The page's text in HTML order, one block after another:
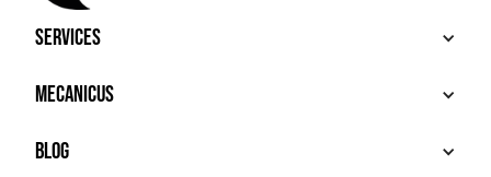
Services
ACHETER
VENDRE
SERVICES PREMIUM
Mecanicus
À PROPOS
HOUSE MECANICUS
Blog